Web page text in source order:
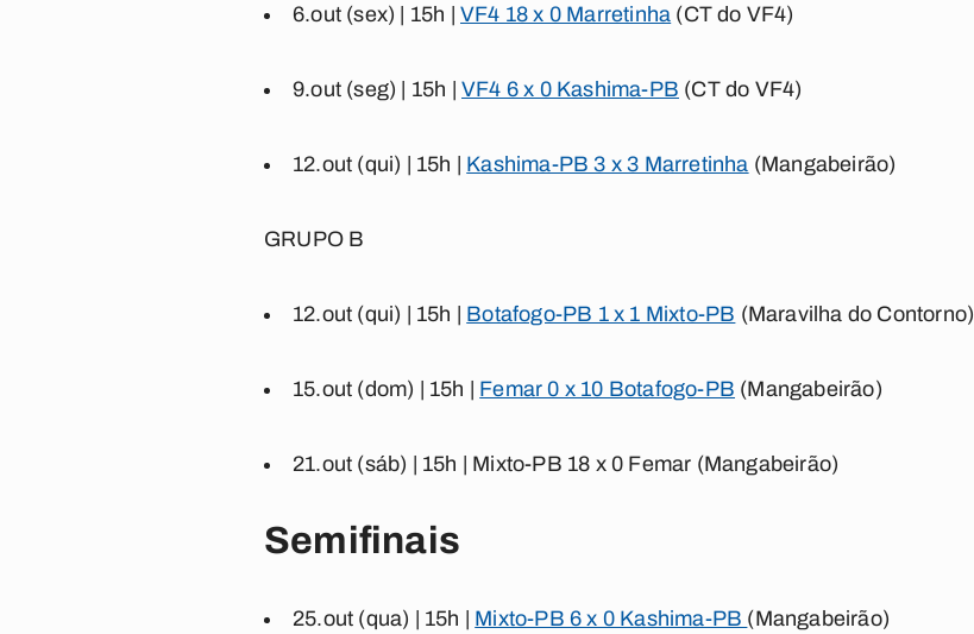
6.out (sex) | 15h | VF4 18 x 0 Marretinha (CT do VF4)
9.out (seg) | 15h | VF4 6 x 0 Kashima-PB (CT do VF4)
12.out (qui) | 15h | Kashima-PB 3 x 3 Marretinha (Mangabeirão)
GRUPO B
12.out (qui) | 15h | Botafogo-PB 1 x 1 Mixto-PB (Maravilha do Contorno)
15.out (dom) | 15h | Femar 0 x 10 Botafogo-PB (Mangabeirão)
21.out (sáb) | 15h | Mixto-PB 18 x 0 Femar (Mangabeirão)
Semifinais
25.out (qua) | 15h | Mixto-PB 6 x 0 Kashima-PB (Mangabeirão)